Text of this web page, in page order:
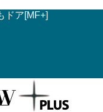
ドア[MF+]